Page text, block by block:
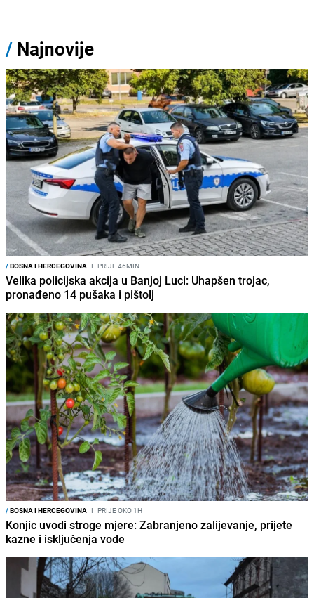
/ Najnovije
/BOSNA I HERCEGOVINA I PRIJE 46MIN
Velika policijska akcija u Banjoj Luci: Uhapšen trojac,
pronađeno 14 pušaka i pištolj
/BOSNA I HERCEGOVINA I PRIJE OKO 1H
Konjic uvodi stroge mjere: Zabranjeno zalijevanje, prijete
kazne i isključenja vode